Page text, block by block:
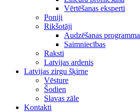
Vērtēšanas eksperti
Poniji
Rikšotāji
Audzēšanas programma
Saimniecības
Raksti
Latvijas ardenis
Latvijas zirgu šķirne
Vēsture
Šodien
Slavas zāle
Kontakti